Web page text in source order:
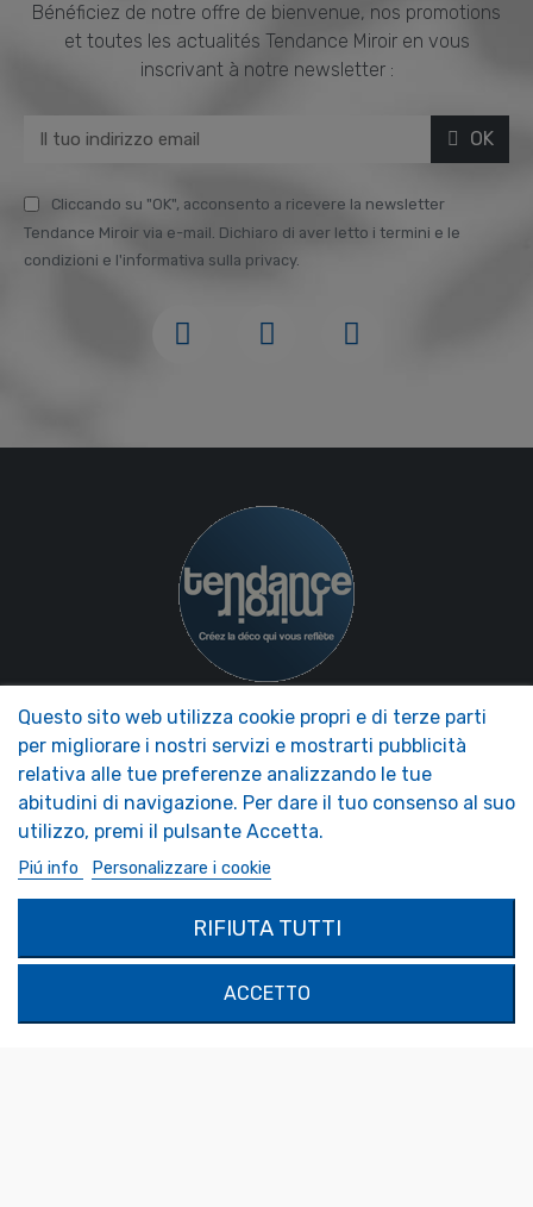
Bénéficiez de notre offre de bienvenue, nos promotions
et toutes les actualités Tendance Miroir en vous
inscrivant à notre newsletter :
OK
Cliccando su "OK", acconsento a ricevere la newsletter
Tendance Miroir via e-mail. Dichiaro di aver letto i termini e le
condizioni e l'informativa sulla privacy.
NOS MIROIRS
Accessori Specchi
Specchi per camper
Specchi di sicurezza
Specchi decorativi
LA NOSTRA AZIENDA
Trend Presentazione Specchio
FAQ - Foire aux Questions
MON COMPTE
Il mio account
PRODOTTI
Contattaci
1324 Boulevard du Vivarais
Questo sito web utilizza cookie propri e di terze parti
per migliorare i nostri servizi e mostrarti pubblicità
relativa alle tue preferenze analizzando le tue
abitudini di navigazione. Per dare il tuo consenso al suo
utilizzo, premi il pulsante Accetta.
Piú info Personalizzare i cookie
RIFIUTA TUTTI
ACCETTO